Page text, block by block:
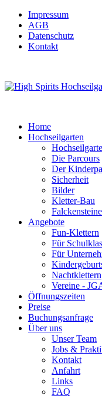
Impressum
AGB
Datenschutz
Kontakt
Home
Hochseilgarten
Die Parcours
Der
Sicherheit
Bilder
Kletter-Bau
Angebote
Fun-Klettern
Für
Für
Nachtklettern
Vereine -
Öffnungszeiten
Preise
Buchungsanfrage
Über uns
Unser Team
Jobs &
Kontakt
Anfahrt
Links
FAQ